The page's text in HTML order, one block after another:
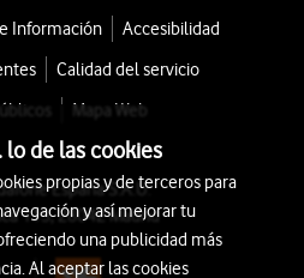
Información
Accesibilidad
Calidad del servicio
Mapa Web
España S.A.U.
115, 28042 Madrid
lo de las cookies
propias y de terceros para
y así mejorar tu
una publicidad más
Al aceptar las cookies